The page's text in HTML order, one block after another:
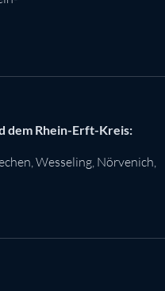
dem Rhein-Erft-Kreis:
Wesseling Nörvenich